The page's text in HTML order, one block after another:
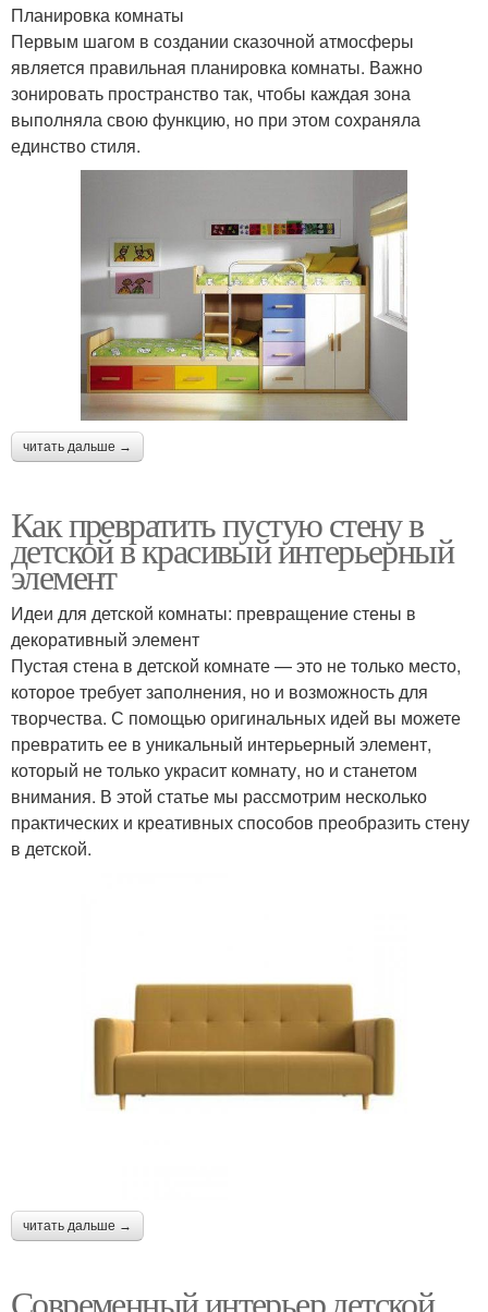
Планировка комнаты
Первым шагом в создании сказочной атмосферы
является правильная планировка комнаты. Важно
зонировать пространство так, чтобы каждая зона
выполняла свою функцию, но при этом сохраняла
единство стиля.
читать дальше →
Как превратить пустую стену в
детской в красивый интерьерный
элемент
Идеи для детской комнаты: превращение стены в
декоративный элемент
Пустая стена в детской комнате — это не только место,
которое требует заполнения, но и возможность для
творчества. С помощью оригинальных идей вы можете
превратить ее в уникальный интерьерный элемент,
который не только украсит комнату, но и станетом
внимания. В этой статье мы рассмотрим несколько
практических и креативных способов преобразить стену
в детской.
читать дальше →
Современный интерьер детской